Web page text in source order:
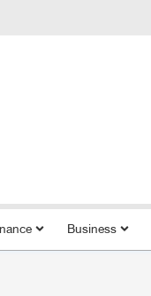
Business